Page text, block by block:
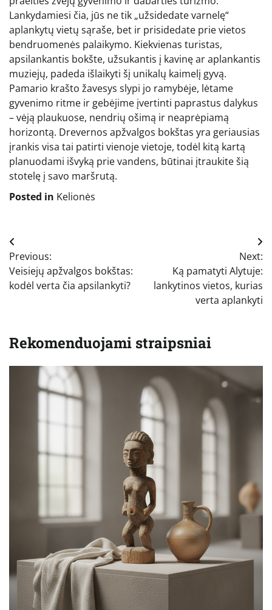
Lankydamiesi čia, jūs ne tik „užsidedate varnelę“
aplankytų vietų sąraše, bet ir prisidedate prie vietos
bendruomenės palaikymo. Kiekvienas turistas,
apsilankantis bokšte, užsukantis į kavinę ar aplankantis
muziejų, padeda išlaikyti šį unikalų kaimelį gyvą.
Pamario krašto žavesys slypi jo ramybėje, lėtame
gyvenimo ritme ir gebėjime įvertinti paprastus dalykus
– vėją plaukuose, nendrių ošimą ir neaprėpiamą
horizontą. Drevernos apžvalgos bokštas yra geriausias
įrankis visa tai patirti vienoje vietoje, todėl kitą kartą
planuodami išvyką prie vandens, būtinai įtraukite šią
stotelę į savo maršrutą.
Posted in Kelionės
Navigacija
tarp
įrašų
Previous:
Veisiejų apžvalgos bokštas:
kodėl verta čia apsilankyti?
Next:
Ką pamatyti Alytuje:
lankytinos vietos, kurias
verta aplankyti
Rekomenduojami straipsniai